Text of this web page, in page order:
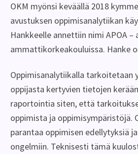
OKM myönsi keväällä 2018
avustuksen oppimisanalytiikan
Hankkeelle annettiin nimi APOA –
ammattikorkeakouluissa. Hanke
Oppimisanalytiikalla tarkoitetaan
oppijasta kertyvien tietojen
raportointia siten, että
oppimista ja oppimisympäristöjä.
parantaa oppimisen edellytyksiä
ongelmiin. Teknisesti tämä